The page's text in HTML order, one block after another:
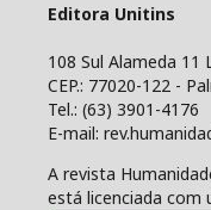
Editora Unitins
108 Sul Alameda 11
CEP.: 77020-122 -
Tel.: (63) 3901-4176
E-mail:
A revista
está licenciada com